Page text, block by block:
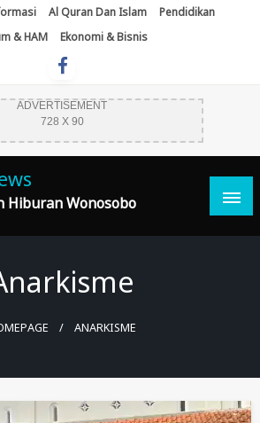
Al Quran Dan Islam
Pendidikan
& HAM
Ekonomi & Bisnis
ADVERTISEMENT
728 X 90
Hiburan Wonosobo
ANARKISME